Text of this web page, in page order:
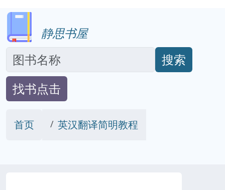
静思书屋
搜索
找书点击
首页 英汉翻译简明教程